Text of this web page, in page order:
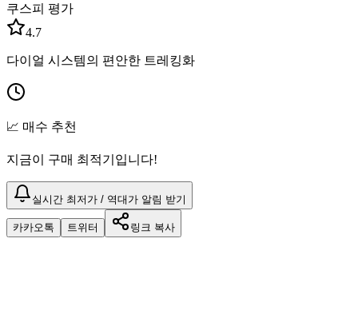
쿠스피 평가
4.7
다이얼 시스템의 편안한 트레킹화
📈 매수 추천
지금이 구매 최적기입니다!
실시간 최저가 / 역대가 알림 받기
카카오톡 트위터 링크 복사